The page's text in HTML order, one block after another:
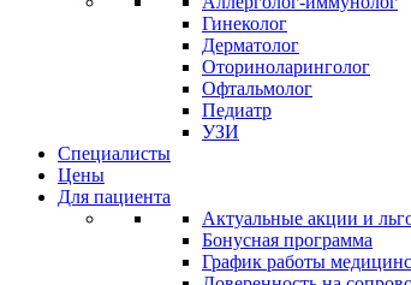
Гинеколог
Дерматолог
Оториноларинголог
Офтальмолог
Педиатр
УЗИ
Специалисты
Цены
Для пациента
Актуальные акции и
Бонусная программа
График работы